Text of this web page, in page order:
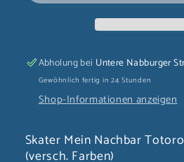
Essstäbchen
Farben)
Farben)
Abholung bei Untere Nabburger
Gewöhnlich fertig in 24 Stunden
Shop-Informationen anzeigen
Skater Mein Nachbar
(versch. Farben)